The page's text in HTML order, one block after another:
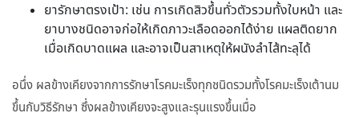
ยารักษาตรงเป้า: เช่น การเกิดสิวขึ้นทั่วตัวรวมทั้งใบหน้า และ
ยาบางชนิดอาจก่อให้เกิดภาวะเลือดออกได้ง่าย แผลติดยาก
เมื่อเกิดบาดแผล และอาจเป็นสาเหตุให้ผนังลำไส้ทะลุได้
อนึ่ง ผลข้างเคียงจากการรักษาโรคมะเร็งทุกชนิดรวมทั้งโรคมะเร็งเต้านม
ขึ้นกับวิธีรักษา ซึ่งผลข้างเคียงจะสูงและรุนแรงขึ้นเมื่อ